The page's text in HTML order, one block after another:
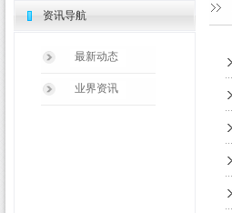
资讯导航
最新动态
业界资讯